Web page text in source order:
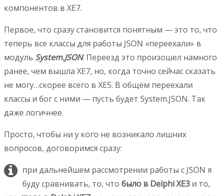
компонентов в XE7.
Первое, что сразу становится понятным — это то, что
теперь все классы для работы JSON «переехали» в
модуль System.JSON. Переезд это произошел намного
ранее, чем вышла XE7, но, когда точно сейчас сказать
не могу…скорее всего в XE5. В общем переехали
классы и бог с ними — пусть будет System.JSON. Так
даже логичнее.
Просто, чтобы ни у кого не возникало лишних
вопросов, договоримся сразу:
при дальнейшем рассмотрении работы с JSON я
буду сравнивать, то, что было в Delphi XE3и то,